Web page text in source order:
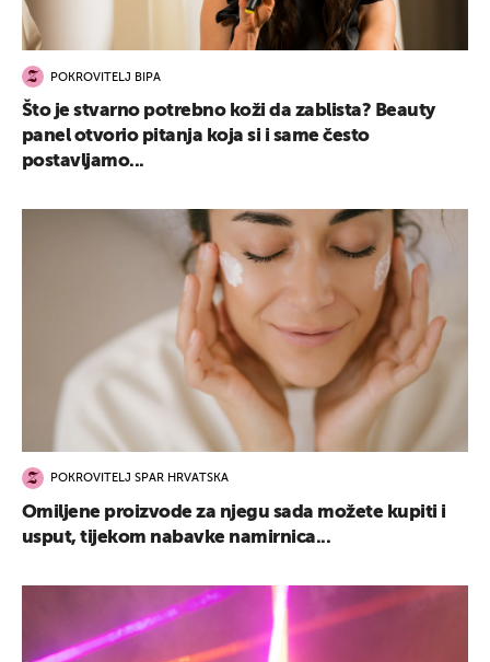
POKROVITELJ BIPA
Što je stvarno potrebno koži da zablista? Beauty
panel otvorio pitanja koja si i same često
postavljamo...
POKROVITELJ SPAR HRVATSKA
Omiljene proizvode za njegu sada možete kupiti i
usput, tijekom nabavke namirnica...